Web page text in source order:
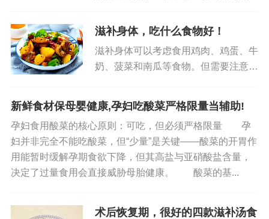
制。传统做法中，汤底需以肉骨为原料
调制。汤的品质直接决定了丸子汤...
滋补身体，吃什么食物好！
滋补身体可以考虑食用鸡肉、鸡蛋、牛
奶、菠菜和南瓜等食物。但需要注意的
题，应及时就医并遵循医嘱进行治疗。
1.鸡肉鸡肉富含蛋白质，且易被...
新鲜食材保母婴健康,孕妇吃酸菜严格限量当辅助!
孕妇食用酸菜的核心原则：可吃，但必须严格限量 孕
妇并非完全不能吃酸菜，但“少量”是关键——酸菜的开胃作
用能暂时缓解孕期食欲下降，但其高盐与亚硝酸盐含量，
决定了过量食用会直接威胁母胎健康。 酸菜的基...
术后恢复期，很好的四款滋补汤食